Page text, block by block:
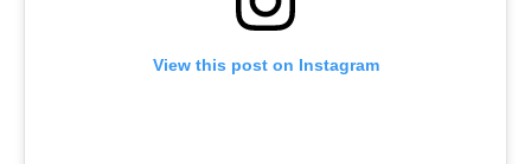
View this post on Instagram